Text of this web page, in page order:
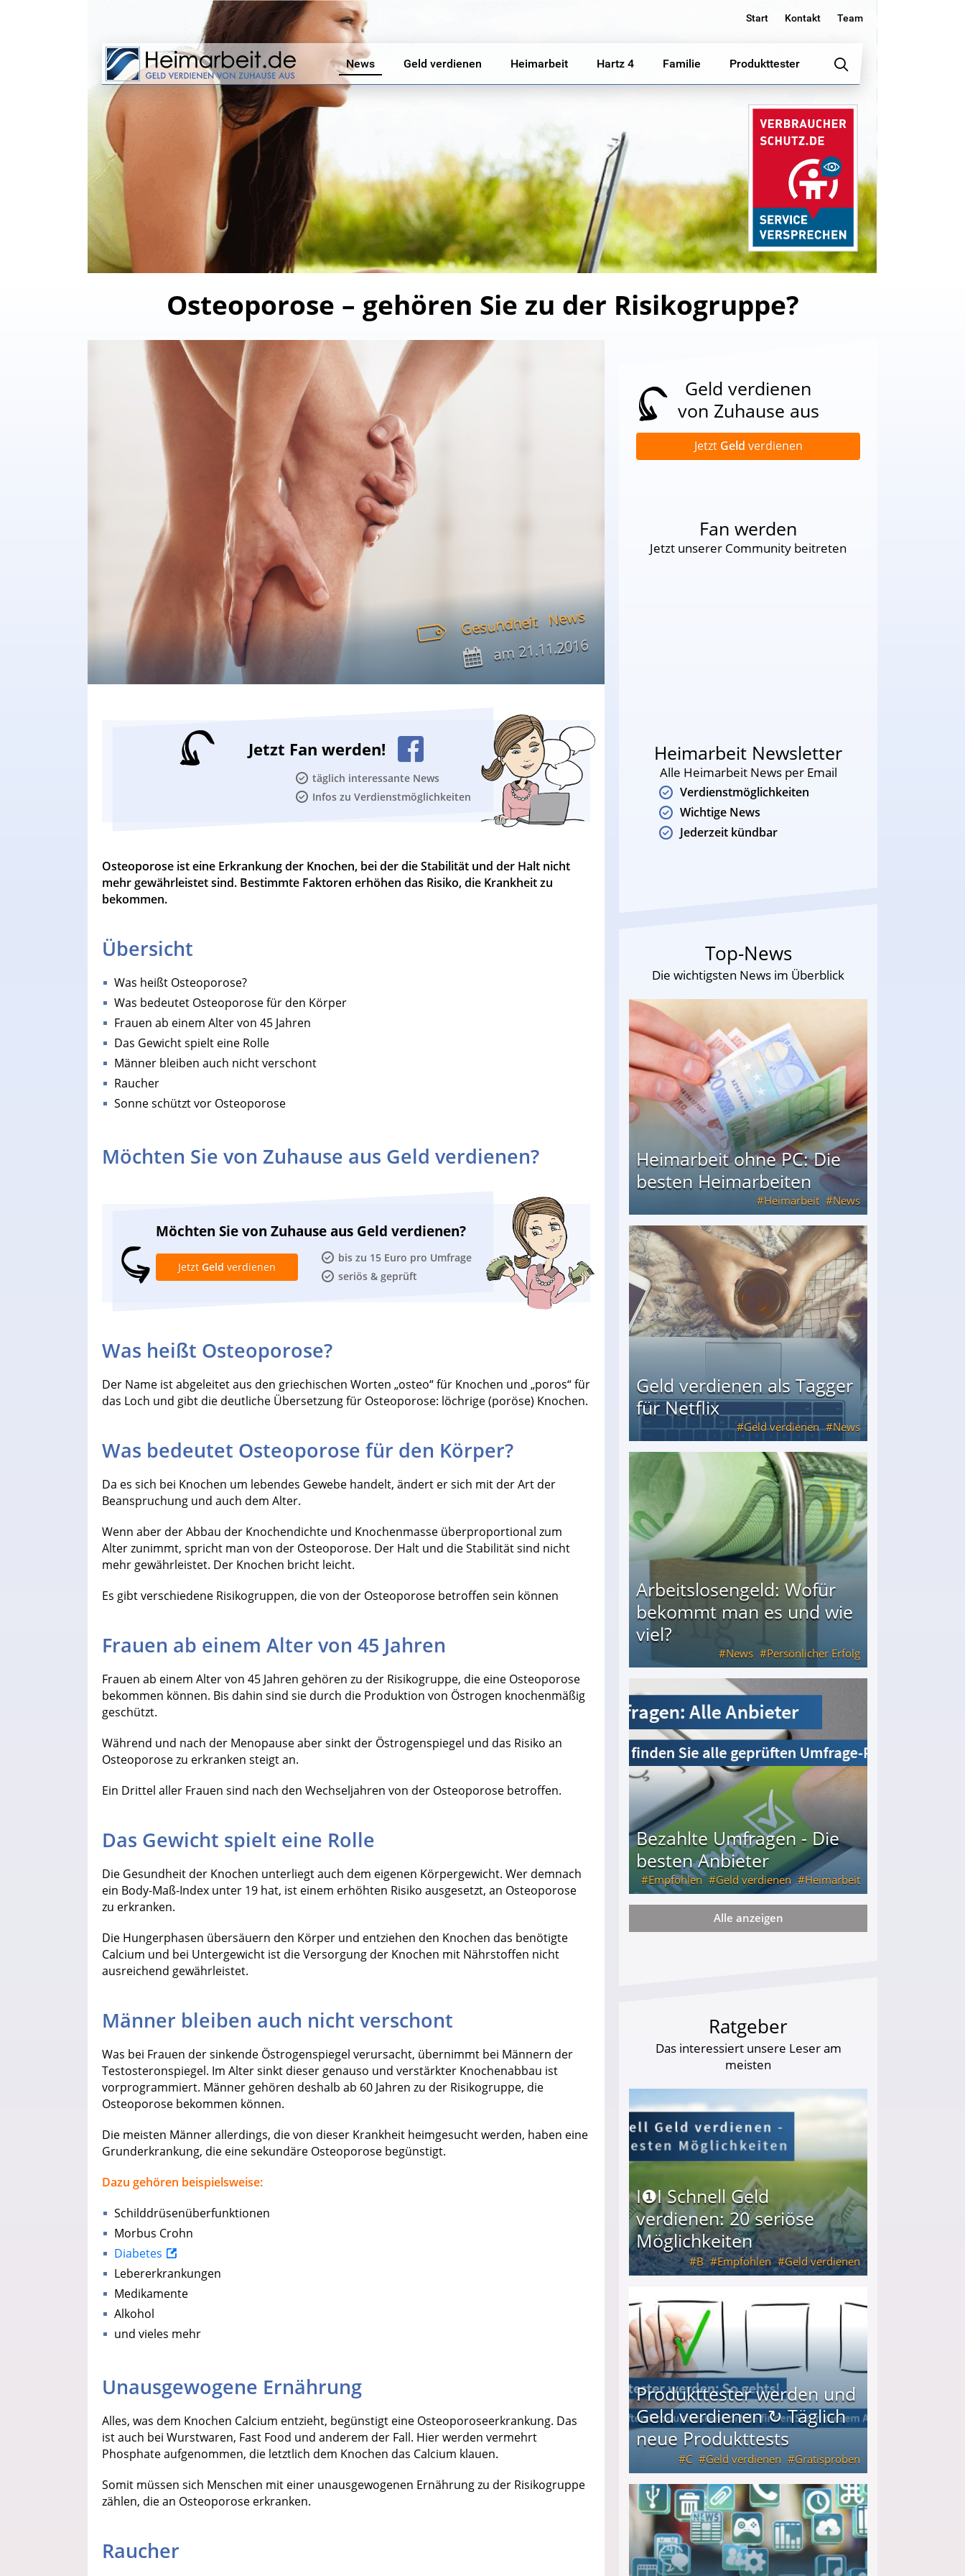
Start Kontakt Team
News Geld verdienen Heimarbeit Hartz 4 Familie Produkttester
Osteoporose – gehören Sie zu der Risikogruppe?
Gesundheit News
am21.11.2016
Jetzt Fan werden!
täglich interessante News
Infos zu Verdienstmöglichkeiten
Osteoporose ist eine Erkrankung der Knochen, bei der die Stabilität und der Halt nicht
mehr gewährleistet sind. Bestimmte Faktoren erhöhen das Risiko, die Krankheit zu
bekommen.
Übersicht
Was heißt Osteoporose?
Was bedeutet Osteoporose für den Körper
Frauen ab einem Alter von 45 Jahren
Das Gewicht spielt eine Rolle
Männer bleiben auch nicht verschont
Raucher
Sonne schützt vor Osteoporose
Möchten Sie von Zuhause aus Geld verdienen?
Möchten Sie von Zuhause aus Geld verdienen?
bis zu 15 Euro pro Umfrage
seriös & geprüft
Jetzt Geld verdienen
Was heißt Osteoporose?
Der Name ist abgeleitet aus den griechischen Worten „osteo“ für Knochen und „poros“ für
das Loch und gibt die deutliche Übersetzung für Osteoporose: löchrige (poröse) Knochen.
Was bedeutet Osteoporose für den Körper?
Da es sich bei Knochen um lebendes Gewebe handelt, ändert er sich mit der Art der
Beanspruchung und auch dem Alter.
Wenn aber der Abbau der Knochendichte und Knochenmasse überproportional zum
Alter zunimmt, spricht man von der Osteoporose. Der Halt und die Stabilität sind nicht
mehr gewährleistet. Der Knochen bricht leicht.
Es gibt verschiedene Risikogruppen, die von der Osteoporose betroffen sein können
Frauen ab einem Alter von 45 Jahren
Frauen ab einem Alter von 45 Jahren gehören zu der Risikogruppe, die eine Osteoporose
bekommen können. Bis dahin sind sie durch die Produktion von Östrogen knochenmäßig
geschützt.
Während und nach der Menopause aber sinkt der Östrogenspiegel und das Risiko an
Osteoporose zu erkranken steigt an.
Ein Drittel aller Frauen sind nach den Wechseljahren von der Osteoporose betroffen.
Das Gewicht spielt eine Rolle
Die Gesundheit der Knochen unterliegt auch dem eigenen Körpergewicht. Wer demnach
ein Body-Maß-Index unter 19 hat, ist einem erhöhten Risiko ausgesetzt, an Osteoporose
zu erkranken.
Die Hungerphasen übersäuern den Körper und entziehen den Knochen das benötigte
Calcium und bei Untergewicht ist die Versorgung der Knochen mit Nährstoffen nicht
ausreichend gewährleistet.
Männer bleiben auch nicht verschont
Was bei Frauen der sinkende Östrogenspiegel verursacht, übernimmt bei Männern der
Testosteronspiegel. Im Alter sinkt dieser genauso und verstärkter Knochenabbau ist
vorprogrammiert. Männer gehören deshalb ab 60 Jahren zu der Risikogruppe, die
Osteoporose bekommen können.
Die meisten Männer allerdings, die von dieser Krankheit heimgesucht werden, haben eine
Grunderkrankung, die eine sekundäre Osteoporose begünstigt.
Dazu gehören beispielsweise:
Schilddrüsenüberfunktionen
Morbus Crohn
Diabetes
Lebererkrankungen
Medikamente
Alkohol
und vieles mehr
Unausgewogene Ernährung
Alles, was dem Knochen Calcium entzieht, begünstigt eine Osteoporoseerkrankung. Das
ist auch bei Wurstwaren, Fast Food und anderem der Fall. Hier werden vermehrt
Phosphate aufgenommen, die letztlich dem Knochen das Calcium klauen.
Somit müssen sich Menschen mit einer unausgewogenen Ernährung zu der Risikogruppe
zählen, die an Osteoporose erkranken.
Raucher
Geld verdienen
von Zuhause aus
Jetzt Geld verdienen
Fan werden
Jetzt unserer Community beitreten
Heimarbeit Newsletter
Alle Heimarbeit News per Email
Verdienstmöglichkeiten
Wichtige News
Jederzeit kündbar
Top-News
Die wichtigsten News im Überblick
Heimarbeit ohne PC: Die
besten Heimarbeiten
Heimarbeit News
Heimarbeit ohne PC: Die besten Heimarbeiten
Geld verdienen als Tagger
für Netflix
Geld verdienen News
Geld verdienen als Tagger für Netflix
Arbeitslosengeld: Wofür
bekommt man es und wie
viel?
News Persönlicher Erfolg
Arbeitslosengeld: Wofür bekommt man es und wie viel?
Bezahlte Umfragen - Die
besten Anbieter
Empfohlen Geld verdienen Heimarbeit
Bezahlte Umfragen - Die besten Anbieter
Alle anzeigen
Ratgeber
Das interessiert unsere Leser am
meisten
I❶I Schnell Geld
verdienen: 20 seriöse
Möglichkeiten
B Empfohlen Geld verdienen
Produkttester werden und
Geld verdienen ↻ Täglich
neue Produkttests
C Geld verdienen Gratisproben
Produkttester werden und Geld verdienen ↻ Täglich neue Produkttests